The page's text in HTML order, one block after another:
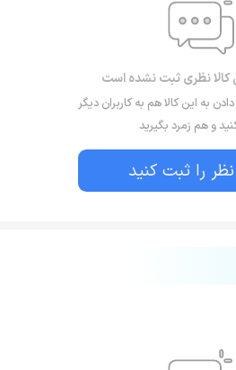
کالا نظری ثبت نشده است
به این کالا هم به کاربران دیگر
و هم زمرد بگیرید
نظر را ثبت کنید